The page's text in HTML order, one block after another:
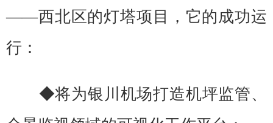
——西北区的灯塔项目，它的成功运
行：
◆将为银川机场打造机坪监管、